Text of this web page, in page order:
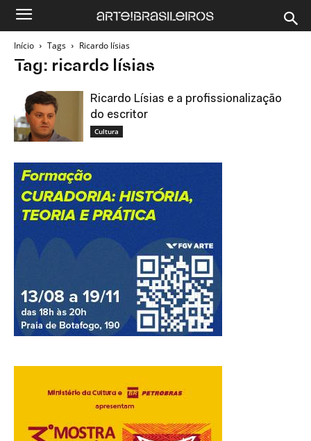
Início Tags Ricardo lísias
Tag: ricardo lísias
Ricardo Lísias e a profissionalização
do escritor
Cultura